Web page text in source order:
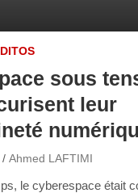
sous
leur
Ahmed LAFTIMI
le cyberespace était